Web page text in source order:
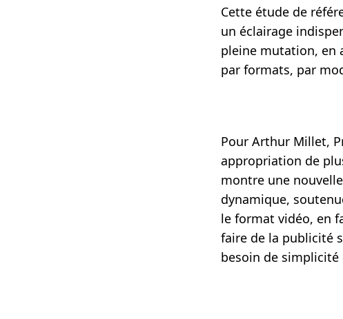
Cette étude de
un éclairage
pleine mutation, en
par formats, par
Pour Arthur Millet,
appropriation de
montre une
dynamique,
le format vidéo, en
faire de la publicité
besoin de simplicité